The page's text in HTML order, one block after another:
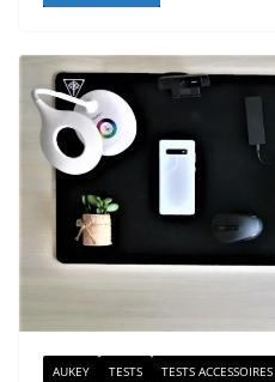
AUKEY TESTS TESTS ACCESSOIRES